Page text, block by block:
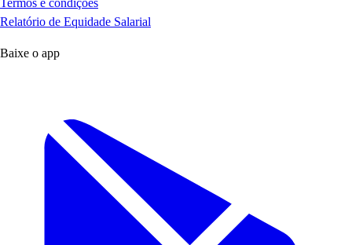
Termos e condições
Relatório de Equidade Salarial
Baixe o app